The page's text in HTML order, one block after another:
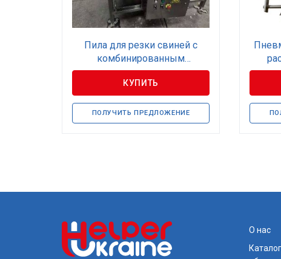
Пила для резки свиней с
комбинированным
конвейером
КУПИТЬ
ПОЛУЧИТЬ ПРЕДЛОЖЕНИЕ
О нас